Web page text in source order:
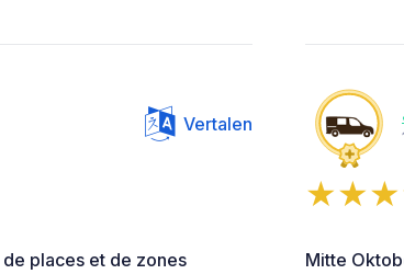
Vertalen
places et de zones
Mitte